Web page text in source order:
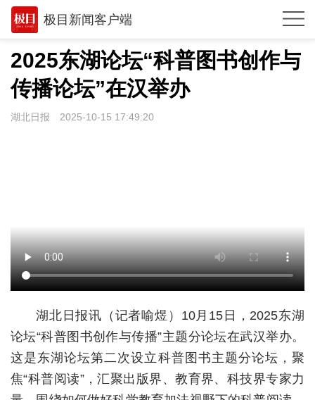
极目新闻客户端
推荐
观点
时政
专题
极客圈
经济
城建
科教
2025东湖论坛“科普图书创作与
传播论坛”在汉举办
湖北日报 2025-10-15 17:49:20
湖北日报讯（记者喻煜）10月15日，2025东湖
论坛“科普图书创作与传播”主题分论坛在武汉举办。
这是东湖论坛第二次设立科普图书主题分论坛，聚
焦“科普阅读”，汇聚出版界、教育界、科技界专家力